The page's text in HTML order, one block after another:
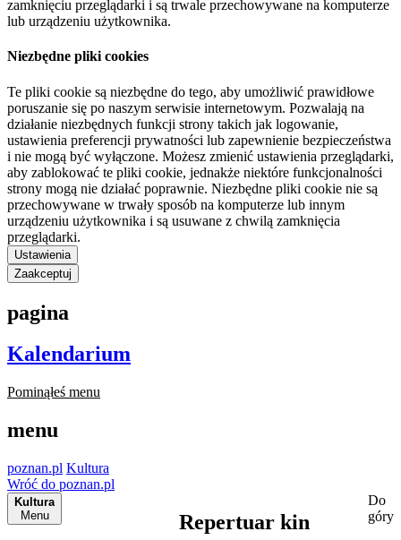
zamknięciu przeglądarki i są trwale przechowywane na komputerze
lub urządzeniu użytkownika.
Niezbędne pliki cookies
Te pliki cookie są niezbędne do tego, aby umożliwić prawidłowe
poruszanie się po naszym serwisie internetowym. Pozwalają na
działanie niezbędnych funkcji strony takich jak logowanie,
ustawienia preferencji prywatności lub zapewnienie bezpieczeństwa
i nie mogą być wyłączone. Możesz zmienić ustawienia przeglądarki,
aby zablokować te pliki cookie, jednakże niektóre funkcjonalności
strony mogą nie działać poprawnie. Niezbędne pliki cookie nie są
przechowywane w trwały sposób na komputerze lub innym
urządzeniu użytkownika i są usuwane z chwilą zamknięcia
przeglądarki.
Ustawienia
Zaakceptuj
pagina
Kalendarium
Pominąłeś menu
menu
poznan.pl Kultura
Wróć do poznan.pl
Kultura
Menu
Repertuar kin
Do
góry